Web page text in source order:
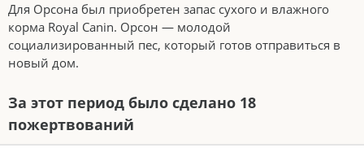
Для Орсона был приобретен запас сухого и влажного
корма Royal Canin. Орсон — молодой
социализированный пес, который готов отправиться в
новый дом.
За этот период было сделано 18
пожертвований